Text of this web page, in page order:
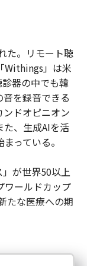
た。リモート聴
Withings」は米
器の中でも韓
を録音できる
ドオピニオン
た、生成AIを活
っている。
が世界50以上
ワールドカップ
たな医療への期